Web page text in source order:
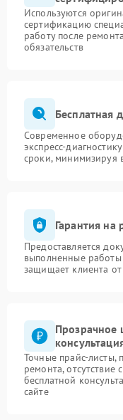
Используются
сертификацию
работу после
обязательств
Бесплатная
Современное
экспресс-
сроки, минимизируя
Гарантия на
Предоставляется
выполненные работы
защищает клиента
Прозрачное
Точные прайс-листы,
ремонта, отсутствие
бесплатной
сайте